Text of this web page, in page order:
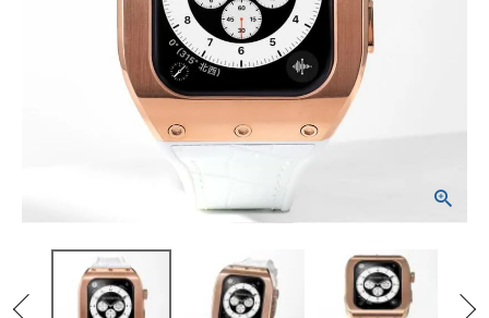
STRAP/Accessory
Beltset
SHOP LIST